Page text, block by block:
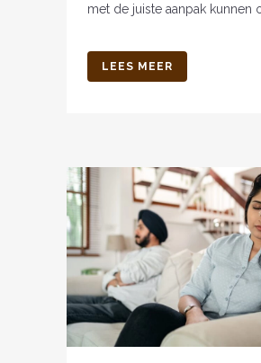
met de juiste aanpak kunnen
LEES MEER